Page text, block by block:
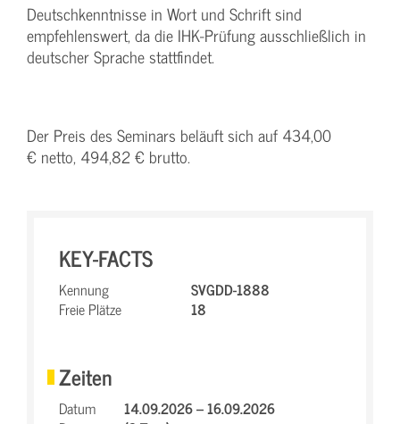
Deutschkenntnisse in Wort und Schrift sind
empfehlenswert, da die IHK-Prüfung ausschließlich in
deutscher Sprache stattfindet.
Der Preis des Seminars beläuft sich auf 434,00
€ netto, 494,82 € brutto.
KEY-FACTS
Kennung
SVGDD-1888
Freie Plätze
18
Zeiten
Datum
14.09.2026 – 16.09.2026